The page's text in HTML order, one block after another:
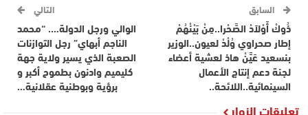
السابق
ذُوكْ أَوْلاَدْ الصَّحْرا..مِنْ بَيْنْهُمْ
إطار صحراوي وُلْدْ لعيون..الوزير
بنسعيد عَيَّنْ هاذ لعشية أعضاء
لجنة دعم إنتاج الأعمال
السينمائية..اللائحة..
التالي
الوالي ورجل الدولة…. “محمد
الناجم أبهاي” رجل التوازنات
الصعبة الذي يسير ولاية جهة
كليميم وادنون بطموح أكبر و
برؤية وبوطنية عقلانية…